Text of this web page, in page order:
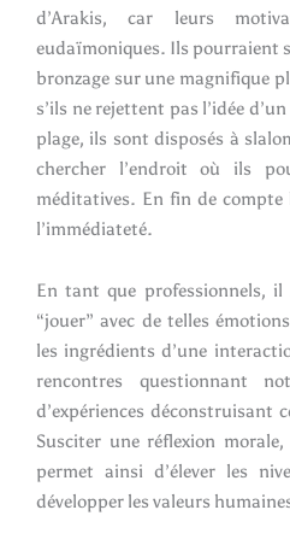
d’Arakis, car leurs
eudaïmoniques. Ils pourraient
bronzage sur une magnifique
s’ils ne rejettent pas l’idée
plage, ils sont disposés à
chercher l’endroit où ils
méditatives. En fin de compte
l’immédiateté.
En tant que professionnels, il
“jouer” avec de telles
les ingrédients d’une
rencontres questionnant
d’expériences déconstruisant
Susciter une réflexion
permet ainsi d’élever les
développer les valeurs